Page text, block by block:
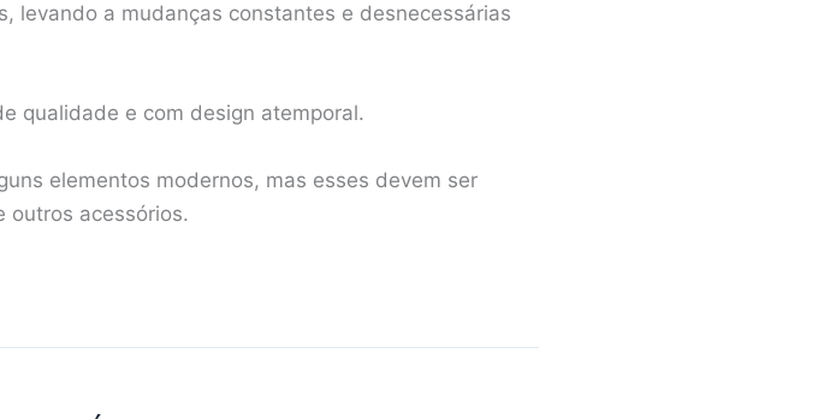
levando a mudanças constantes e desnecessárias
qualidade e com design atemporal.
elementos modernos, mas esses devem ser
outros acessórios.